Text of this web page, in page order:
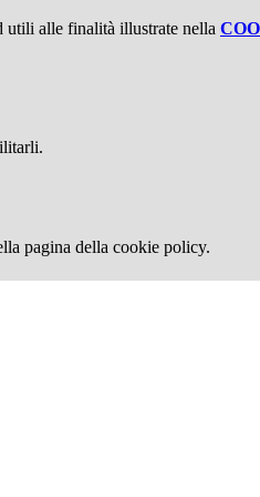
utili alle finalità illustrate nella
pagina della cookie policy.